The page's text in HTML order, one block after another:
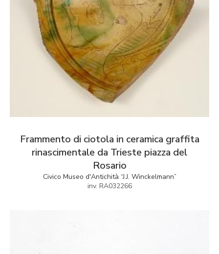
Frammento di ciotola in ceramica graffita
rinascimentale da Trieste piazza del
Rosario
Civico Museo d'Antichità “J.J. Winckelmann”
inv. RA032266